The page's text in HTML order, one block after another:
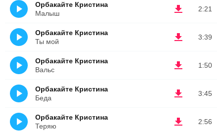
2:21
Орбакайте Кристина
Малыш
3:39
Орбакайте Кристина
Ты мой
1:50
Орбакайте Кристина
Вальс
3:45
Орбакайте Кристина
Беда
2:56
Орбакайте Кристина
Теряю